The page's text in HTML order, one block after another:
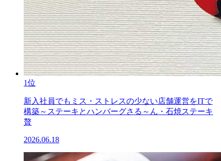
1位
新入社員でもミス・ストレスの少ない店舗運営をITで
構築～ステーキとハンバーグさる～ん・石焼ステーキ
贅
2026.06.18